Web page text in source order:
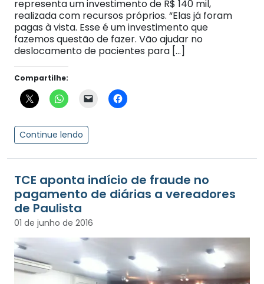
representa um investimento de R$ 140 mil,
realizada com recursos próprios. “Elas já foram
pagas à vista. Esse é um investimento que
fazemos questão de fazer. Vão ajudar no
deslocamento de pacientes para […]
Compartilhe:
Continue lendo
TCE aponta indício de fraude no
pagamento de diárias a vereadores
de Paulista
01 de junho de 2016